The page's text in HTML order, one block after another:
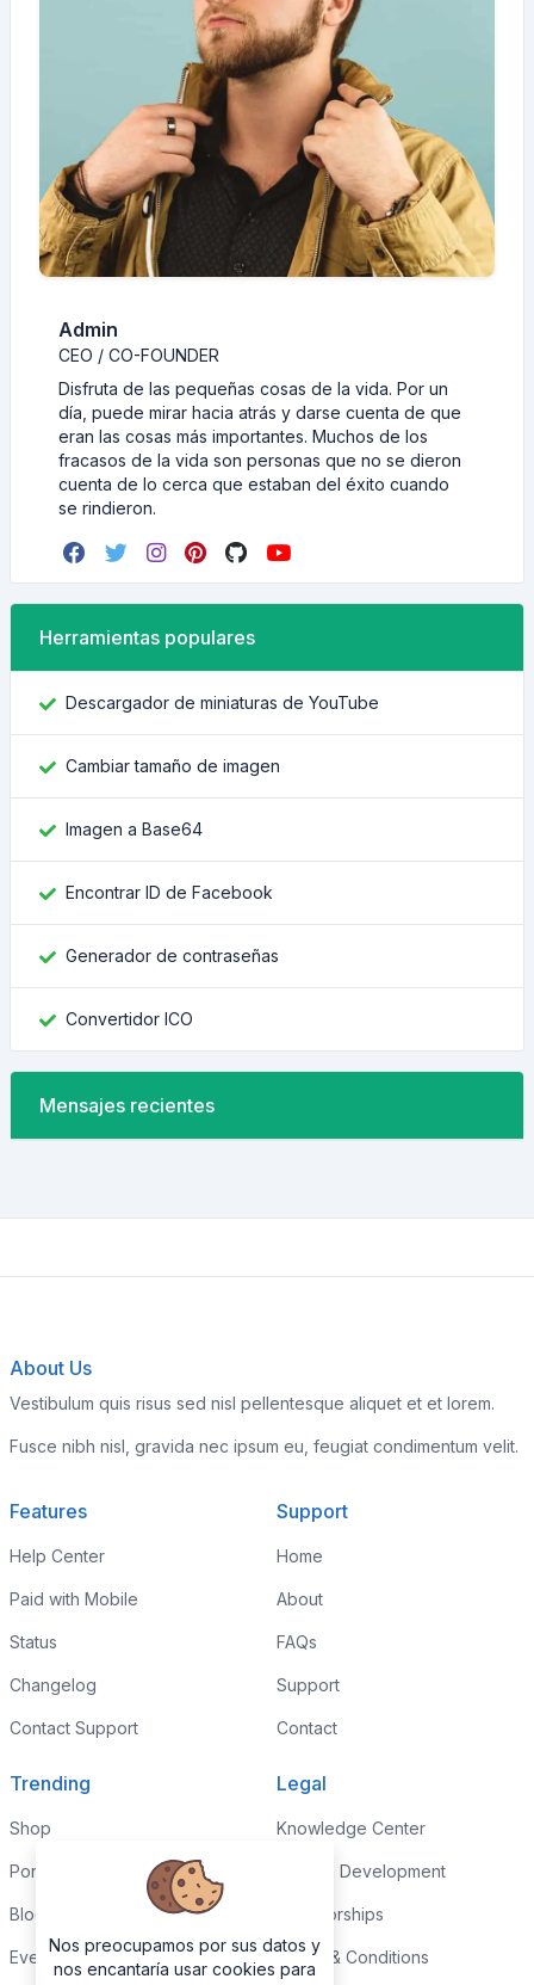
Admin
CEO / CO-FOUNDER
Disfruta de las pequeñas cosas de la vida. Por un
día, puede mirar hacia atrás y darse cuenta de que
eran las cosas más importantes. Muchos de los
fracasos de la vida son personas que no se dieron
cuenta de lo cerca que estaban del éxito cuando
se rindieron.
Herramientas populares
Descargador de miniaturas de YouTube
Cambiar tamaño de imagen
Imagen a Base64
Encontrar ID de Facebook
Generador de contraseñas
Convertidor ICO
Mensajes recientes
About Us
Vestibulum quis risus sed nisl pellentesque aliquet et et lorem.
Fusce nibh nisl, gravida nec ipsum eu, feugiat condimentum velit.
Features
Help Center
Paid with Mobile
Status
Changelog
Contact Support
Support
Home
About
FAQs
Support
Contact
Trending
Shop
Portfolio
Blog
Events
Legal
Knowledge Center
Custom Development
Sponsorships
Terms & Conditions
Nos preocupamos por sus datos y
nos encantaría usar cookies para